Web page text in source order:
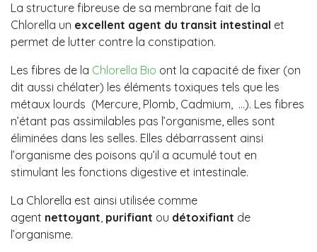
La structure fibreuse de sa membrane fait de la
Chlorella un excellent agent du transit intestinal et
permet de lutter contre la constipation.
Les fibres de la Chlorella Bio ont la capacité de fixer (on
dit aussi chélater) les éléments toxiques tels que les
métaux lourds (Mercure, Plomb, Cadmium, …). Les fibres
n’étant pas assimilables pas l’organisme, elles sont
éliminées dans les selles. Elles débarrassent ainsi
l’organisme des poisons qu’il a acumulé tout en
stimulant les fonctions digestive et intestinale.
La Chlorella est ainsi utilisée comme
agent nettoyant purifiant ou détoxifiant de
l’organisme.